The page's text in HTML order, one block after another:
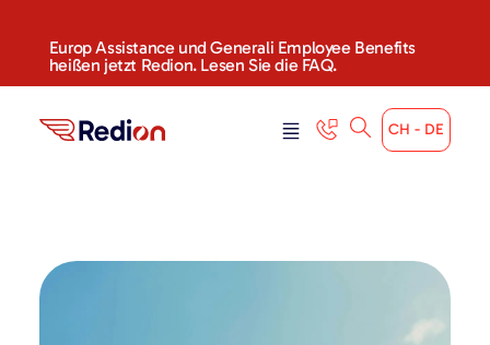
Europ Assistance und Generali Employee Benefits
heißen jetzt Redion. Lesen Sie die FAQ.
CH - DE